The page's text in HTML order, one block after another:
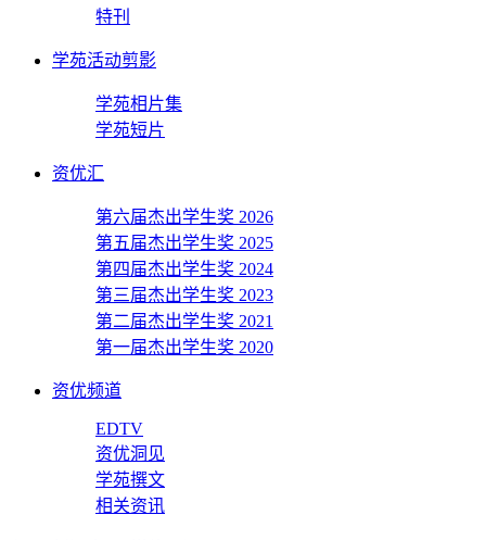
特刊
学苑活动剪影
学苑相片集
学苑短片
资优汇
第六届杰出学生奖 2026
第五届杰出学生奖 2025
第四届杰出学生奖 2024
第三届杰出学生奖 2023
第二届杰出学生奖 2021
第一届杰出学生奖 2020
资优频道
EDTV
资优洞见
学苑撰文
相关资讯